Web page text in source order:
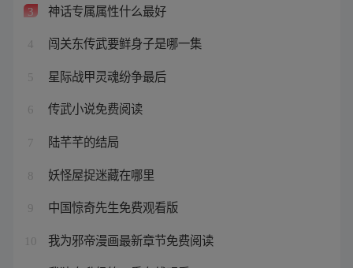
3 神话专属属性什么最好
4 闯关东传武要鲜身子是哪一集
5 星际战甲灵魂纷争最后
6 传武小说免费阅读
7 陆芊芊的结局
8 妖怪屋捉迷藏在哪里
9 中国惊奇先生免费观看版
10 我为邪帝漫画最新章节免费阅读